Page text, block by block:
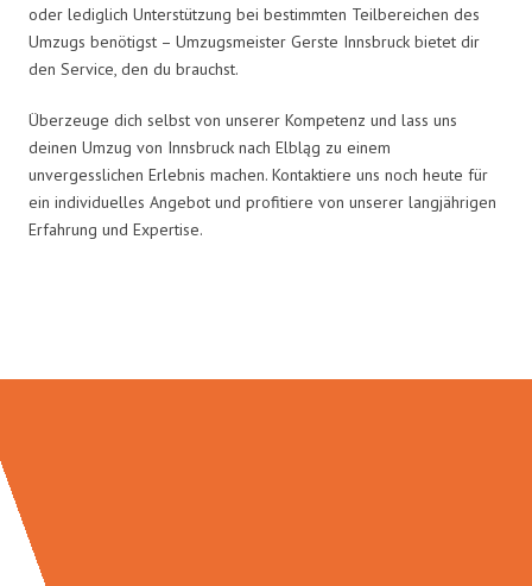
oder lediglich Unterstützung bei bestimmten Teilbereichen des
Umzugs benötigst – Umzugsmeister Gerste Innsbruck bietet dir
den Service, den du brauchst.
Überzeuge dich selbst von unserer Kompetenz und lass uns
deinen Umzug von Innsbruck nach Elbląg zu einem
unvergesslichen Erlebnis machen. Kontaktiere uns noch heute für
ein individuelles Angebot und profitiere von unserer langjährigen
Erfahrung und Expertise.